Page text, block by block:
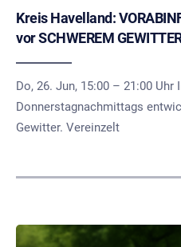
Kreis Havelland:
vor SCHWEREM
Do, 26. Jun, 15:00 – 21:00 Uhr
Donnerstagnachmittags
Gewitter. Vereinzelt